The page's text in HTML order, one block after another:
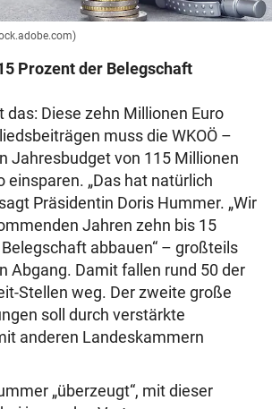
Prozent der Belegschaft
Diese zehn Millionen Euro
muss die WKOÖ –
Jahresbudget von 115 Millionen
einsparen. „Das hat natürlich
Präsidentin Doris Hummer. „Wir
Jahren zehn bis 15
abbauen“ – großteils
Abgang. Damit fallen rund 50 der
Stellen weg. Der zweite große
soll durch verstärkte
anderen Landeskammern
„überzeugt“, mit dieser